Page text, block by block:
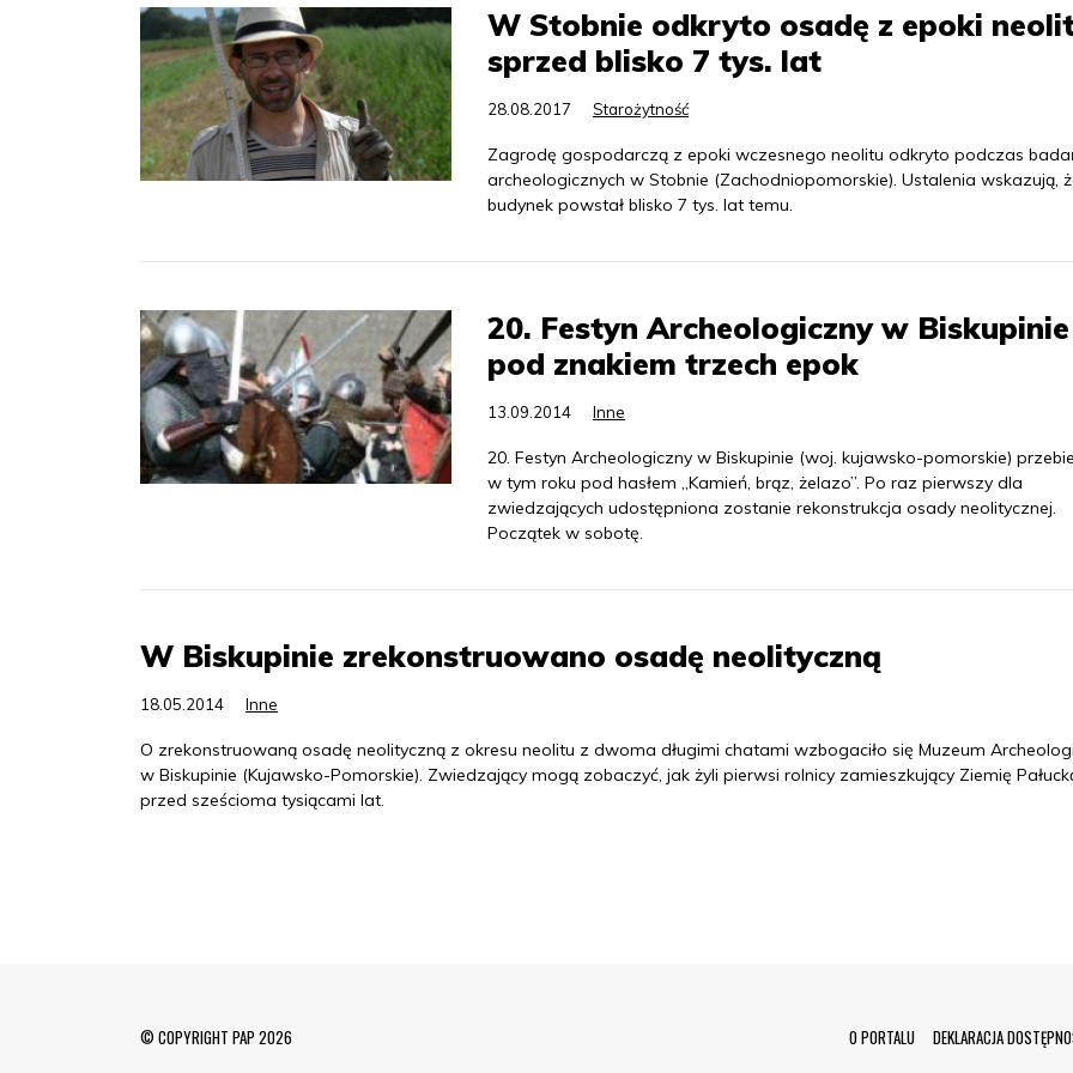
W Stobnie odkryto osadę z epoki
sprzed blisko 7 tys. lat
28.08.2017 Starożytność
Zagrodę gospodarczą z epoki wczesnego neolitu odkryto podczas
archeologicznych w Stobnie (Zachodniopomorskie). Ustalenia wskazują,
budynek powstał blisko 7 tys. lat temu.
20. Festyn Archeologiczny w Biskupinie
pod znakiem trzech epok
13.09.2014 Inne
20. Festyn Archeologiczny w Biskupinie (woj. kujawsko-pomorskie)
w tym roku pod hasłem „Kamień, brąz, żelazo”. Po raz pierwszy dla
zwiedzających udostępniona zostanie rekonstrukcja osady neolitycznej.
Początek w sobotę.
W Biskupinie zrekonstruowano osadę neolityczną
18.05.2014 Inne
O zrekonstruowaną osadę neolityczną z okresu neolitu z dwoma długimi chatami wzbogaciło się Muzeum
w Biskupinie (Kujawsko-Pomorskie). Zwiedzający mogą zobaczyć, jak żyli pierwsi rolnicy zamieszkujący Ziemię
przed sześcioma tysiącami lat.
© COPYRIGHT PAP 2026 Menu Footer
O PORTALU DEKLARACJA